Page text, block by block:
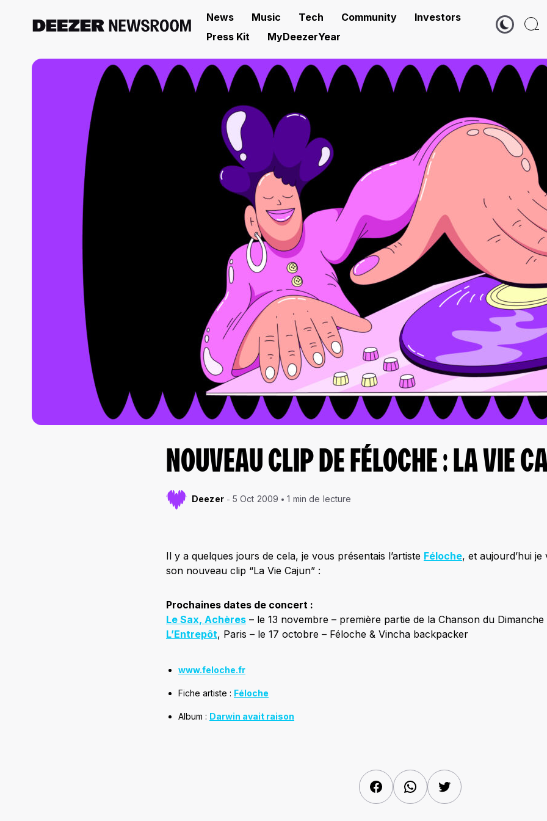
News Music Tech Community
Investors
Press Kit
MyDeezerYear
NOUVEAU CLIP DE FÉLOCHE : LA VIE
Deezer 5 Oct 2009 1 min de lecture
Il y a quelques jours de cela, je vous présentais l’artiste Féloche, et aujourd’hui
son nouveau clip “La Vie Cajun” :
Prochaines dates de concert :
Le Sax, Achères – le 13 novembre – première partie de la Chanson du Dimanche
L’Entrepôt, Paris – le 17 octobre – Féloche & Vincha backpacker
www.feloche.fr
Fiche artiste : Féloche
Album : Darwin avait raison
FacebookWhatsAppTwitter